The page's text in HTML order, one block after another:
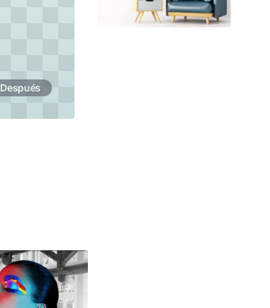
Después